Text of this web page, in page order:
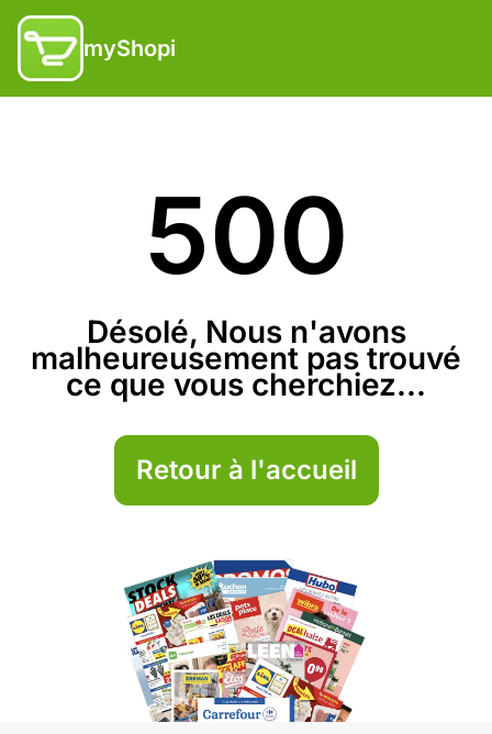
myShopi
500
Désolé, Nous n'avons
malheureusement pas trouvé
ce que vous cherchiez...
Retour à l'accueil